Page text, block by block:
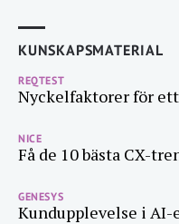
KUNSKAPSMATERIAL
REQTEST
Nyckelfaktorer för
NICE
Få de 10 bästa CX-
GENESYS
Kundupplevelse i AI-